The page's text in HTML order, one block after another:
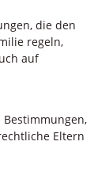
die den
regeln,
auf
Eltern